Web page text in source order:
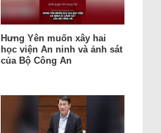
Hưng Yên muốn xây hai
học viện An ninh và ảnh sát
của Bộ Công An